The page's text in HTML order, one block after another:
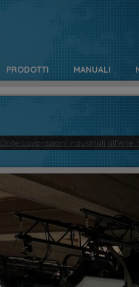
PRODOTTI MANUALI
Dalle Lavorazioni Industriali